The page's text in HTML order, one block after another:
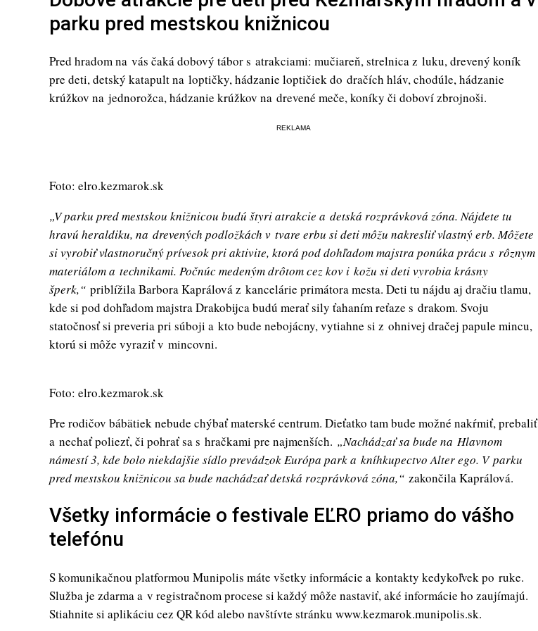
parku pred mestskou knižnicou
Pred hradom na vás čaká dobový tábor s atrakciami: mučiareň, strelnica z luku, drevený koník
pre deti, detský katapult na loptičky, hádzanie loptičiek do dračích hláv, chodúle, hádzanie
krúžkov na jednorožca, hádzanie krúžkov na drevené meče, koníky či doboví zbrojnoši.
REKLAMA
Foto: elro.kezmarok.sk
„V parku pred mestskou knižnicou budú štyri atrakcie a detská rozprávková zóna. Nájdete tu
hravú heraldiku, na drevených podložkách v tvare erbu si deti môžu nakresliť vlastný erb. Môžete
si vyrobiť vlastnoručný prívesok pri aktivite, ktorá pod dohľadom majstra ponúka prácu s rôznym
materiálom a technikami. Počnúc medeným drôtom cez kov i kožu si deti vyrobia krásny
šperk,“ priblížila Barbora Kaprálová z kancelárie primátora mesta. Deti tu nájdu aj dračiu tlamu,
kde si pod dohľadom majstra Drakobijca budú merať sily ťahaním reťaze s drakom. Svoju
statočnosť si preveria pri súboji a kto bude nebojácny, vytiahne si z ohnivej dračej papule mincu,
ktorú si môže vyraziť v mincovni.
Foto: elro.kezmarok.sk
Pre rodičov bábätiek nebude chýbať materské centrum. Dieťatko tam bude možné nakŕmiť, prebaliť
a nechať poliezť, či pohrať sa s hračkami pre najmenších. „Nachádzať sa bude na Hlavnom
námestí 3, kde bolo niekdajšie sídlo prevádzok Európa park a kníhkupectvo Alter ego. V parku
pred mestskou knižnicou sa bude nachádzať detská rozprávková zóna,“ zakončila Kaprálová.
Všetky informácie o festivale EĽRO priamo do vášho
telefónu
S komunikačnou platformou Munipolis máte všetky informácie a kontakty kedykoľvek po ruke.
Služba je zdarma a v registračnom procese si každý môže nastaviť, aké informácie ho zaujímajú.
Stiahnite si aplikáciu cez QR kód alebo navštívte stránku www.kezmarok.munipolis.sk.